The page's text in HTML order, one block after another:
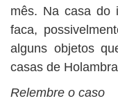
mês. Na casa do
faca,
alguns objetos
casas de
Relembre o caso